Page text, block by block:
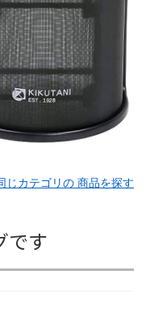
じカテゴリの 商品を探す
です